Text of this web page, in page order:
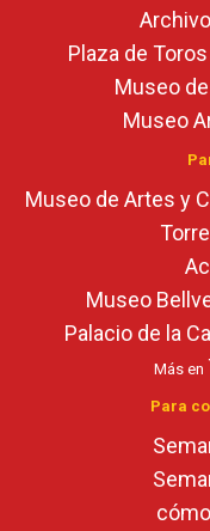
Plaza de
Museo
Museo
Museo de Artes y
Museo
Palacio de la
Más en
Para